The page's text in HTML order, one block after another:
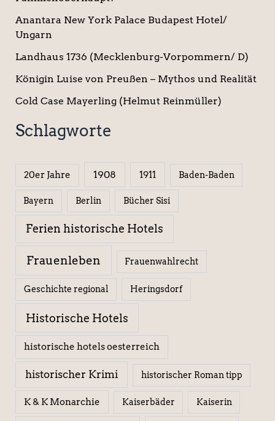
Anantara New York Palace Budapest Hotel/
Ungarn
Landhaus 1736 (Mecklenburg-Vorpommern/ D)
Königin Luise von Preußen – Mythos und Realität
Cold Case Mayerling (Helmut Reinmüller)
Schlagworte
20er Jahre 1908 1911 Baden-Baden
Bayern Berlin Bücher Sisi
Ferien historische Hotels
Frauenleben Frauenwahlrecht
Geschichte regional Heringsdorf
Historische Hotels
historische hotels oesterreich
historischer Krimi historischer Roman tipp
K & K Monarchie Kaiserbäder Kaiserin